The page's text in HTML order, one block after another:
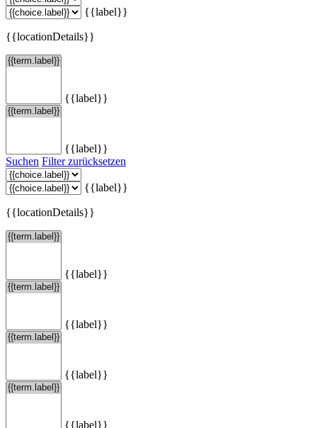
{{label}}
{{locationDetails}}
{{label}}
{{label}}
Suchen Filter zurücksetzen
{{label}}
{{locationDetails}}
{{label}}
{{label}}
{{label}}
{{label}}